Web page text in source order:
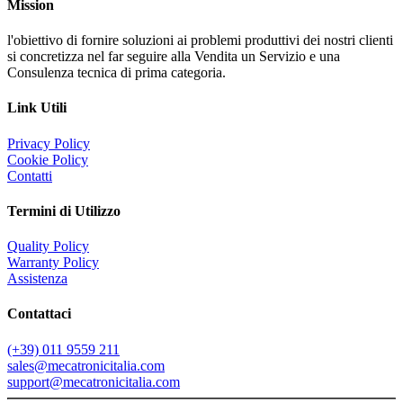
Mission
l'obiettivo di fornire soluzioni ai problemi produttivi dei nostri clienti
si concretizza nel far seguire alla Vendita un Servizio e una
Consulenza tecnica di prima categoria.
Link Utili
Privacy Policy
Cookie Policy
Contatti
Termini di Utilizzo
Quality Policy
Warranty Policy
Assistenza
Contattaci
(+39) 011 9559 211
sales@mecatronicitalia.com
support@mecatronicitalia.com